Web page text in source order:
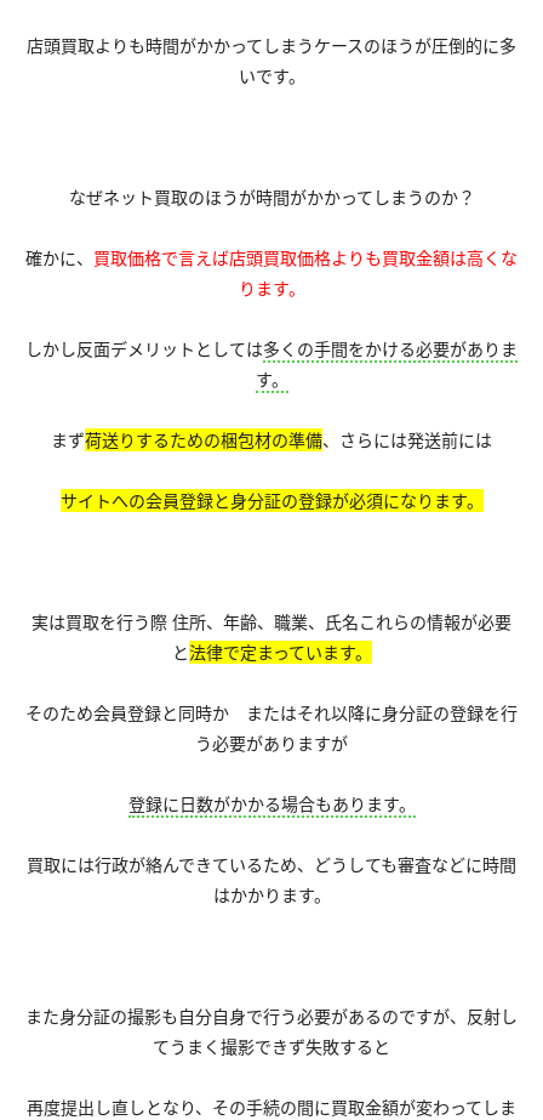
店頭買取よりも時間がかかってしまうケースのほうが圧倒的に多
いです。
なぜネット買取のほうが時間がかかってしまうのか？
確かに、 買取価格で言えば店頭買取価格よりも買取金額は高くな
ります。
しかし反面デメリットとしては多くの手間をかける必要がありま
す。
まず荷送りするための梱包材の準備、さらには発送前には
サイトへの会員登録と身分証の登録が必須になります。
実は買取を行う際 住所、年齢、職業、氏名これらの情報が必要
と法律で定まっています。
そのため会員登録と同時か またはそれ以降に身分証の登録を行
う必要がありますが
登録に日数がかかる場合もあります。
買取には行政が絡んできているため、どうしても審査などに時間
はかかります。
また身分証の撮影も自分自身で行う必要があるのですが、反射し
てうまく撮影できず失敗すると
再度提出し直しとなり、その手続の間に買取金額が変わってしま